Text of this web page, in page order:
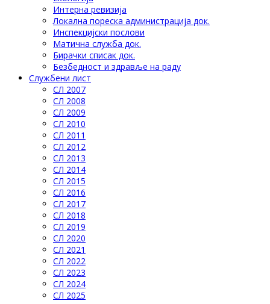
Интерна ревизија
Локална пореска администрација док.
Инспекцијски послови
Матична служба док.
Бирачки списак док.
Безбедност и здравље на раду
Службени лист
СЛ 2007
СЛ 2008
СЛ 2009
СЛ 2010
СЛ 2011
СЛ 2012
СЛ 2013
СЛ 2014
СЛ 2015
СЛ 2016
СЛ 2017
СЛ 2018
СЛ 2019
СЛ 2020
СЛ 2021
СЛ 2022
СЛ 2023
СЛ 2024
СЛ 2025